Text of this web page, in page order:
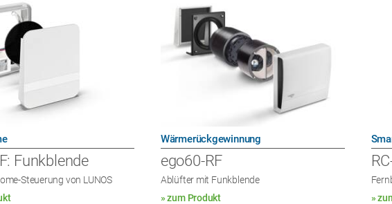
Funkblende
Steuerung von LUNOS
Wärmerückgewinnung
ego60-RF
Ablüfter mit Funkblende
» zum Produkt
»